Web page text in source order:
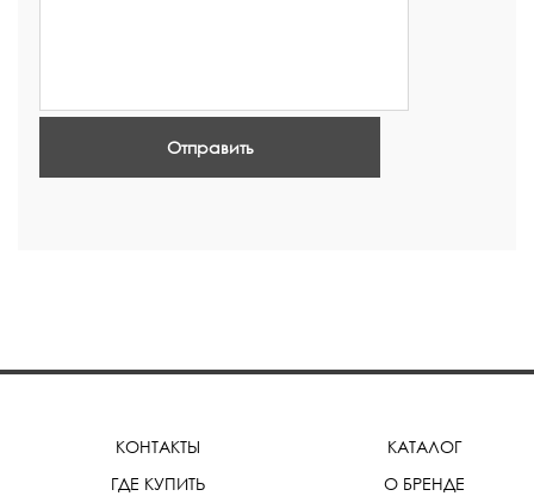
Отправить
КОНТАКТЫ
ГДЕ КУПИТЬ
КАТАЛОГ
О БРЕНДЕ